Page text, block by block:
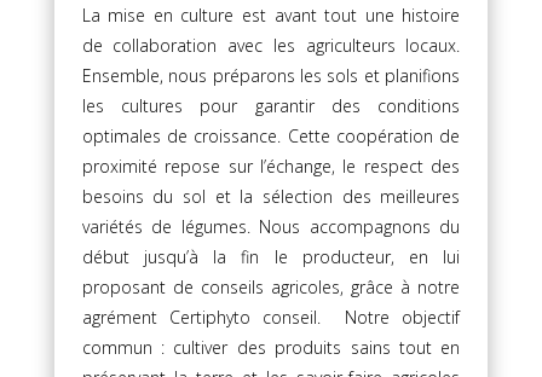
La mise en culture est avant tout une histoire
de collaboration avec les agriculteurs locaux.
Ensemble, nous préparons les sols et planifions
les cultures pour garantir des conditions
optimales de croissance. Cette coopération de
proximité repose sur l’échange, le respect des
besoins du sol et la sélection des meilleures
variétés de légumes. Nous accompagnons du
début jusqu’à la fin le producteur, en lui
proposant de conseils agricoles, grâce à notre
agrément Certiphyto conseil. Notre objectif
commun : cultiver des produits sains tout en